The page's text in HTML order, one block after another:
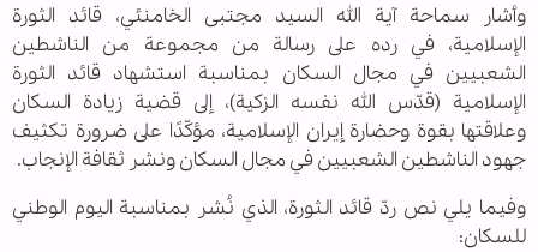
وأشار سماحة آية الله السيد مجتبى الخامنئي، قائد الثورة
الإسلامية، في رده على رسالة من مجموعة من الناشطين
الشعبيين في مجال السكان بمناسبة استشهاد قائد الثورة
الإسلامية (قدّس الله نفسه الزكية)، إلى قضية زيادة السكان
وعلاقتها بقوة وحضارة إيران الإسلامية، مؤكّدًا على ضرورة تكثيف
جهود الناشطين الشعبيين في مجال السكان ونشر ثقافة الإنجاب.
وفيما يلي نص ردّ قائد الثورة، الذي نُشر بمناسبة اليوم الوطني
للسكان: